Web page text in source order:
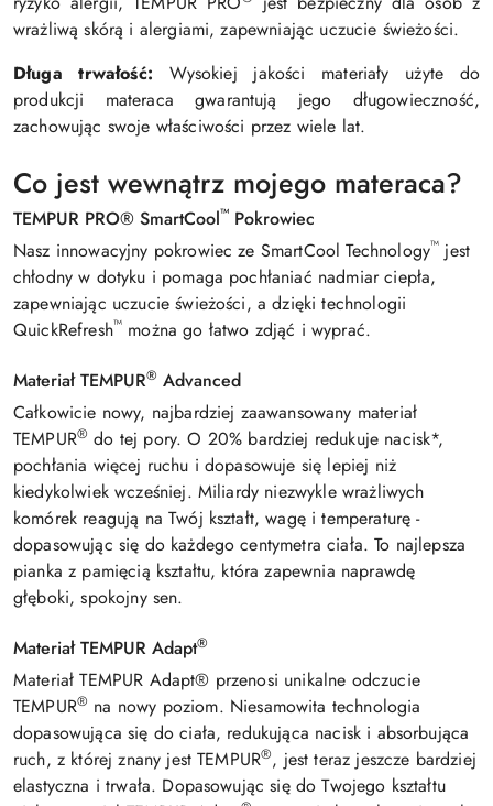
wrażliwą skórą i alergiami, zapewniając uczucie świeżości.
Długa trwałość:
Wysokiej jakości materiały użyte do
produkcji materaca gwarantują jego długowieczność,
zachowując swoje właściwości przez wiele lat.
Co jest wewnątrz mojego materaca?
TEMPUR PRO® SmartCool™ Pokrowiec
Nasz innowacyjny pokrowiec ze SmartCool Technology™ jest
chłodny w dotyku i pomaga pochłaniać nadmiar ciepła,
zapewniając uczucie świeżości, a dzięki technologii
QuickRefresh™ można go łatwo zdjąć i wyprać.
Materiał TEMPUR® Advanced
Całkowicie nowy, najbardziej zaawansowany materiał
TEMPUR® do tej pory. O 20% bardziej redukuje nacisk*,
pochłania więcej ruchu i dopasowuje się lepiej niż
kiedykolwiek wcześniej. Miliardy niezwykle wrażliwych
komórek reagują na Twój kształt, wagę i temperaturę -
dopasowując się do każdego centymetra ciała. To najlepsza
pianka z pamięcią kształtu, która zapewnia naprawdę
głęboki, spokojny sen.
Materiał TEMPUR Adapt®
Materiał TEMPUR Adapt® przenosi unikalne odczucie
TEMPUR® na nowy poziom. Niesamowita technologia
dopasowująca się do ciała, redukująca nacisk i absorbująca
ruch, z której znany jest TEMPUR®, jest teraz jeszcze bardziej
elastyczna i trwała. Dopasowując się do Twojego kształtu